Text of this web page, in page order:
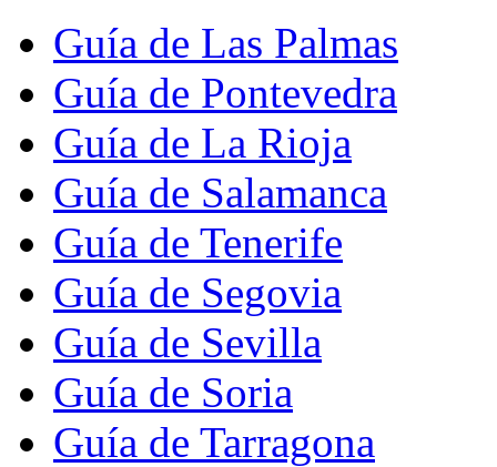
Guía de Las Palmas
Guía de Pontevedra
Guía de La Rioja
Guía de Salamanca
Guía de Tenerife
Guía de Segovia
Guía de Sevilla
Guía de Soria
Guía de Tarragona